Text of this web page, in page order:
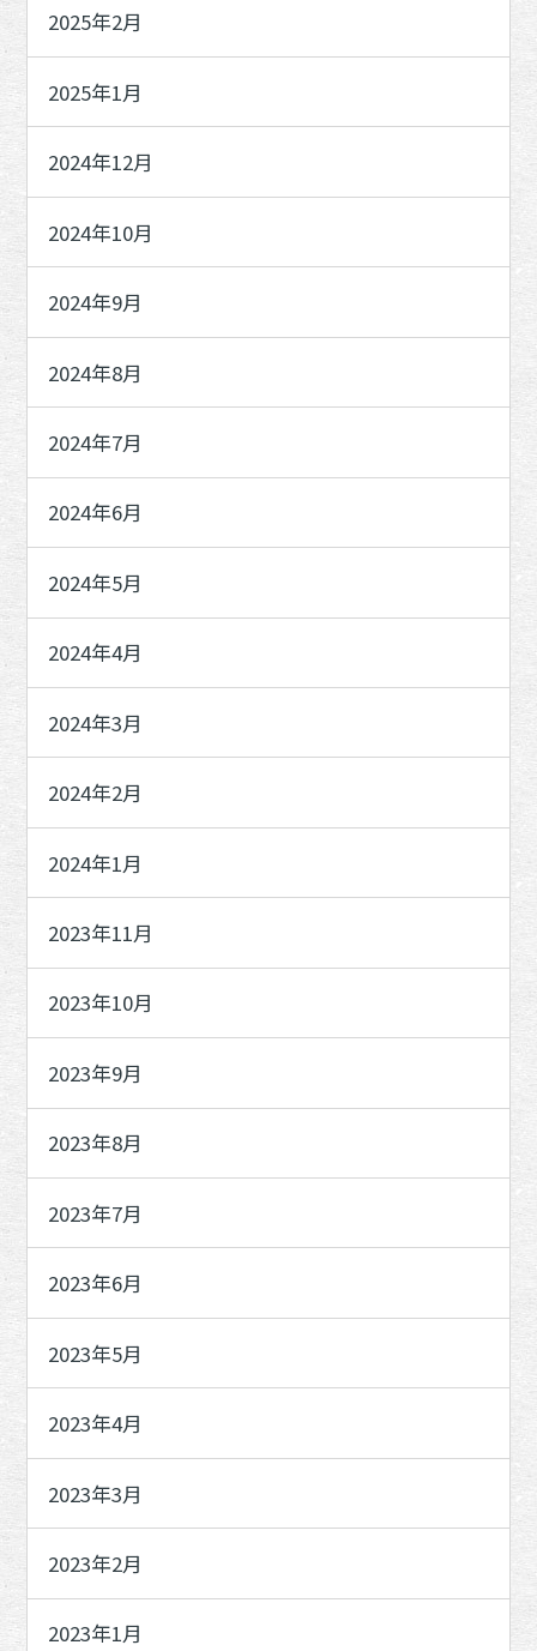
2025年2月
2025年1月
2024年12月
2024年10月
2024年9月
2024年8月
2024年7月
2024年6月
2024年5月
2024年4月
2024年3月
2024年2月
2024年1月
2023年11月
2023年10月
2023年9月
2023年8月
2023年7月
2023年6月
2023年5月
2023年4月
2023年3月
2023年2月
2023年1月